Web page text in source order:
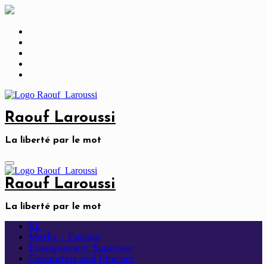
Skip
content
Raouf Laroussi
La liberté par le mot
Raouf Laroussi
La liberté par le mot
RL
Maths – Epsilon
Enseignement Supérieur
Computers and Internet